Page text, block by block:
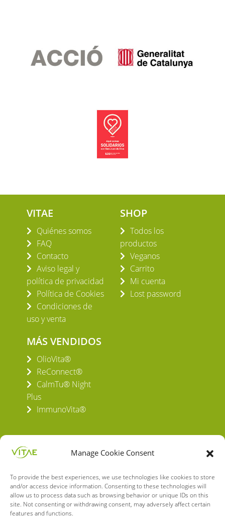
Manage Cookie Consent
To provide the best experiences, we use technologies like cookies to store
and/or access device information. Consenting to these technologies will
allow us to process data such as browsing behavior or unique IDs on this
site. Not consenting or withdrawing consent, may adversely affect certain
features and functions.
VITAE
Quiénes somos
FAQ
Contacto
Aviso legal y
política de privacidad
Política de Cookies
Condiciones de
uso y venta
SHOP
Todos los
productos
Veganos
Carrito
Mi cuenta
Lost password
MÁS VENDIDOS
OlioVita®
ReConnect®
CalmTu® Night
Plus
ImmunoVita®
VITAE HEALTH INNOVATION S.L.
C/ Verneda del Congost, 5
08160 Montmeló Barcelona (España)